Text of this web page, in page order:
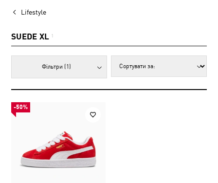
Lifestyle
SUEDE XL 1
Фільтри (1)
-50%